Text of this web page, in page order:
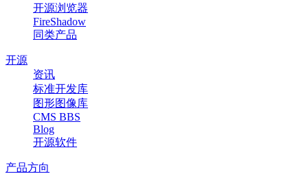
开源浏览器
FireShadow
同类产品
开源
资讯
标准开发库
图形图像库
CMS BBS
Blog
开源软件
产品方向